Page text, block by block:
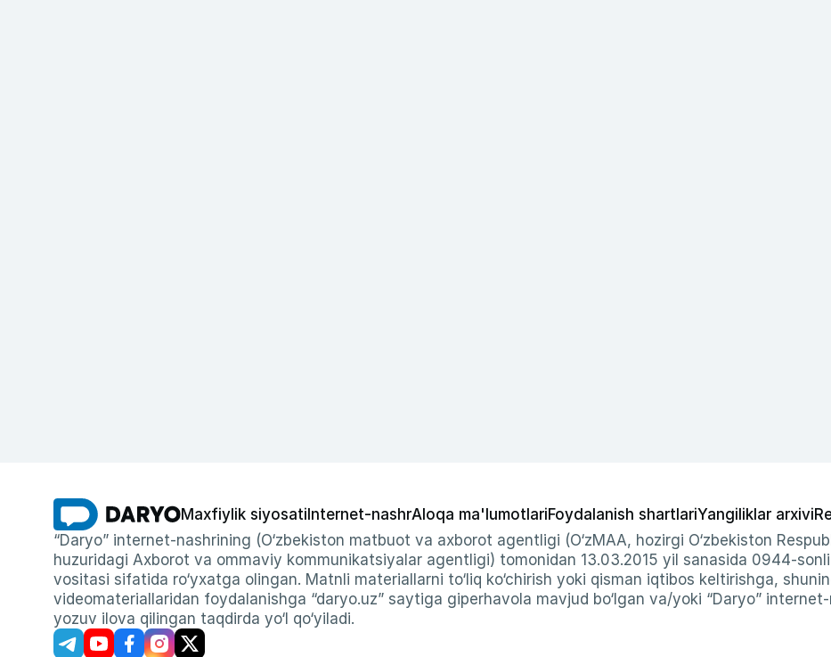
Maxfiylik siyosati Internet-nashrAloqa ma'lumotlariFoydalanish shartlariYangiliklar arxivi
“Daryo” internet-nashrining (O‘zbekiston matbuot va axborot agentligi (O‘zMAA, hozirgi O‘zbekiston
huzuridagi Axborot va ommaviy kommunikatsiyalar agentligi) tomonidan 13.03.2015 yil sanasida 0944-
vositasi sifatida ro‘yxatga olingan. Matnli materiallarni to‘liq ko‘chirish yoki qisman iqtibos keltirishga,
videomateriallaridan foydalanishga “daryo.uz” saytiga giperhavola mavjud bo‘lgan va/yoki “Daryo”
yozuv ilova qilingan taqdirda yo‘l qo‘yiladi.